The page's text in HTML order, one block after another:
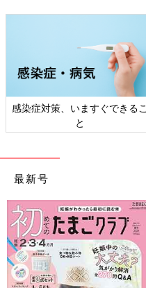
感染症対策、いますぐできるこ
と
最新号